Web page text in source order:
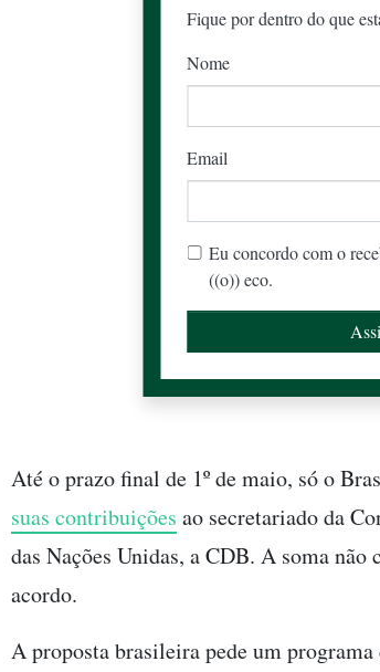
Fique por dentro do que
Nome
Email
Eu concordo com o
((o)) eco.
Até o prazo final de 1º de maio, só o
suas contribuições ao secretariado da
das Nações Unidas, a CDB. A soma não
acordo.
A proposta brasileira pede um